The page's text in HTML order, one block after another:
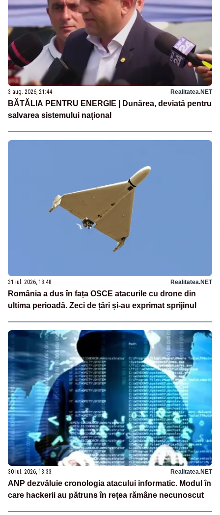
3 aug. 2026, 21:44 Realitatea.NET
BĂTĂLIA PENTRU ENERGIE | Dunărea, deviată pentru
salvarea sistemului național
31 iul. 2026, 18:48 Realitatea.NET
România a dus în fața OSCE atacurile cu drone din
ultima perioadă. Zeci de țări și-au exprimat sprijinul
30 iul. 2026, 13:33 Realitatea.NET
ANP dezvăluie cronologia atacului informatic. Modul în
care hackerii au pătruns în rețea rămâne necunoscut